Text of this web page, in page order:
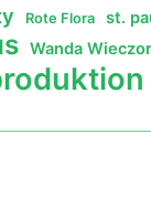
Rote Flora st.
Wanda